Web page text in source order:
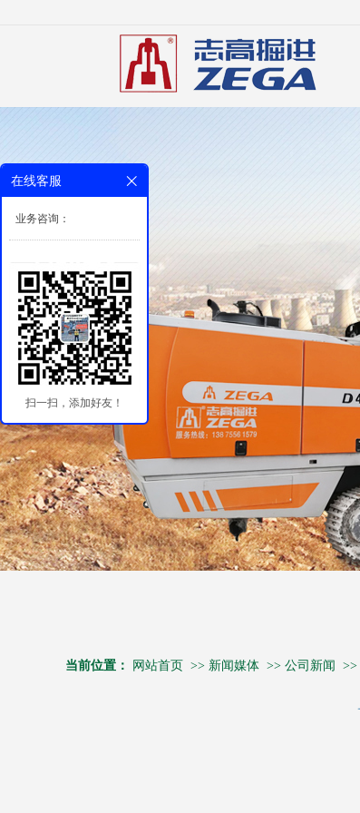
当前位置： 网站首页 >> 新闻媒体 >> 公司新闻 >>
在线客服
业务咨询：
扫一扫，添加好友！